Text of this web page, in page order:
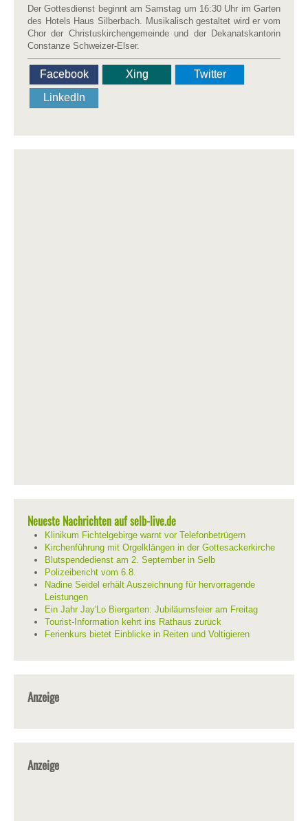
Der Gottesdienst beginnt am Samstag um 16:30 Uhr im Garten
des Hotels Haus Silberbach. Musikalisch gestaltet wird er vom
Chor der Christuskirchengemeinde und der Dekanatskantorin
Constanze Schweizer-Elser.
Facebook Xing
Twitter
LinkedIn
Neueste Nachrichten auf selb-live.de
Klinikum Fichtelgebirge warnt vor Telefonbetrügern
Kirchenführung mit Orgelklängen in der Gottesackerkirche
Blutspendedienst am 2. September in Selb
Polizeibericht vom 6.8.
Nadine Seidel erhält Auszeichnung für hervorragende
Leistungen
Ein Jahr Jay'Lo Biergarten: Jubiläumsfeier am Freitag
Tourist-Information kehrt ins Rathaus zurück
Ferienkurs bietet Einblicke in Reiten und Voltigieren
Anzeige
Anzeige